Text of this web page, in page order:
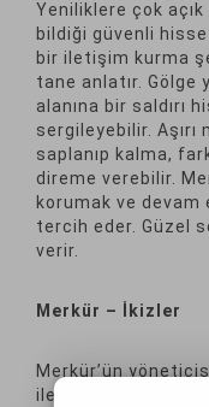
Yeniliklere çok
bildiği güvenli
bir iletişim kurma
tane anlatır. Gölge
alanına bir saldırı
sergileyebilir. Aşırı
saplanıp kalma,
direme verebilir.
korumak ve
tercih eder. Güzel
verir.
Merkür – İkizler
Merkür’ün
iletişimi güçlü ve